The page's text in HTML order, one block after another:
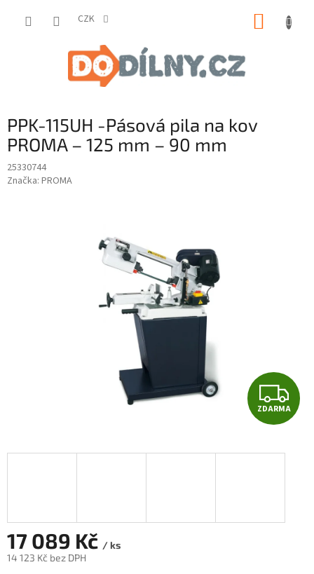
CZK
PPK-115UH -Pásová pila na kov
PROMA – 125 mm – 90 mm
25330744
Značka: PROMA
Z
D
ZDARMA
17 089 Kč / ks
14 123 Kč bez DPH